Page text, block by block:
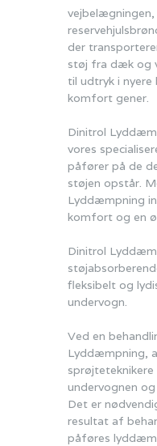
vejbelægningen,
der
støj fra dæk og
til udtryk i nyere
komfort gener.
Dinitrol
vores
påfører på de
støjen opstår.
Lyddæmpning
komfort og en
Dinitrol
fleksibelt og
undervogn.
Ved en
Lyddæmpning,
undervognen
Det er
resultat af
påføres